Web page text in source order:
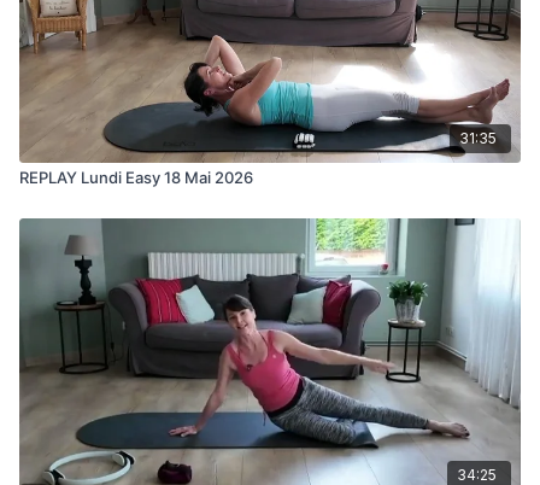
31:35
REPLAY Lundi Easy 18 Mai 2026
34:25